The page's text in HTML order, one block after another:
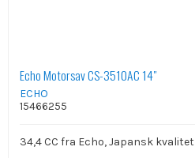
Echo Motorsav CS-3510AC 14"
ECHO
15466255
34,4 CC fra Echo, Japansk kvalitet